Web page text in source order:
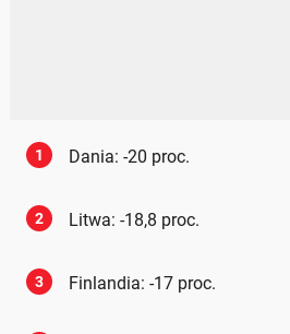
1 Dania: -20 proc.
2 Litwa: -18,8 proc.
3 Finlandia: -17 proc.